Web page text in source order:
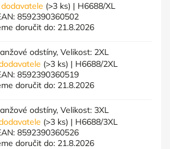
(>3 ks) | H6688/XL
8592390360502
doručit do: 21.8.2026
odstíny, Velikost: 2XL
(>3 ks) | H6688/2XL
8592390360519
doručit do: 21.8.2026
odstíny, Velikost: 3XL
(>3 ks) | H6688/3XL
8592390360526
doručit do: 21.8.2026